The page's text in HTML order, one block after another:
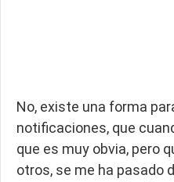
No, existe una forma
notificaciones, que
que es muy obvia, pero
otros, se me ha pasado